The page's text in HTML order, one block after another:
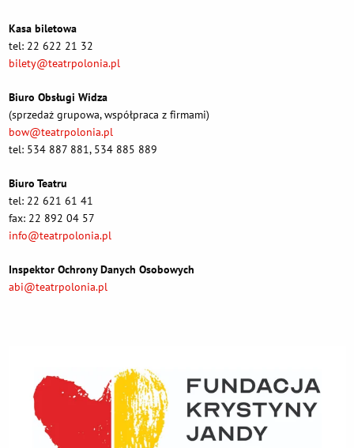
Kasa biletowa
tel: 22 622 21 32
bilety@teatrpolonia.pl
Biuro Obsługi Widza
(sprzedaż grupowa, współpraca z firmami)
bow@teatrpolonia.pl
tel: 534 887 881, 534 885 889
Biuro Teatru
tel: 22 621 61 41
fax: 22 892 04 57
info@teatrpolonia.pl
Inspektor Ochrony Danych Osobowych
abi@teatrpolonia.pl